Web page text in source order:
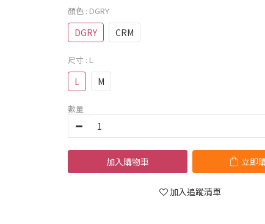
顏色 : DGRY
DGRY CRM
尺寸 : L
L M
數量
加入購物車 立即
加入追蹤清單